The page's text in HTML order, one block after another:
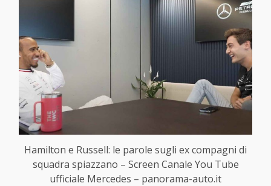
Hamilton e Russell: le parole sugli ex compagni di
squadra spiazzano – Screen Canale You Tube
ufficiale Mercedes – panorama-auto.it